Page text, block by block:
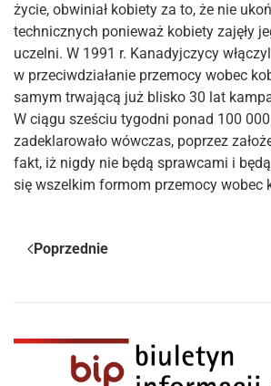
życie, obwiniał kobiety za to, że nie
technicznych ponieważ kobiety zajęły
uczelni. W 1991 r. Kanadyjczycy
w przeciwdziałanie przemocy wobec
samym trwającą już blisko 30 lat
W ciągu sześciu tygodni ponad 100
zadeklarowało wówczas, poprzez
fakt, iż nigdy nie będą sprawcami i
się wszelkim formom przemocy wobec
Poprzednie